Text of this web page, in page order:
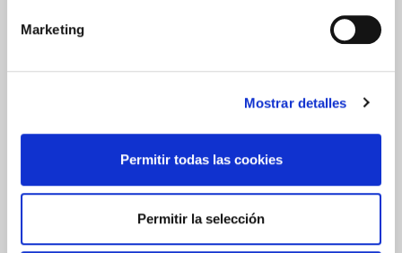
Marketing
Mostrar detalles
Permitir todas las cookies
Permitir la selección
Bewertung schreiben
0.0
★★★★★